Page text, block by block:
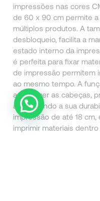
impressões nas cores
de 60 x 90 cm permite
múltiplos produtos. A
desbloqueio, facilita a
estado interno da
é perfeita para fixar
de impressão permitem
ao mesmo tempo. A
a proteger as cabeças,
aumentando a sua
impressão de até 18
imprimir materiais